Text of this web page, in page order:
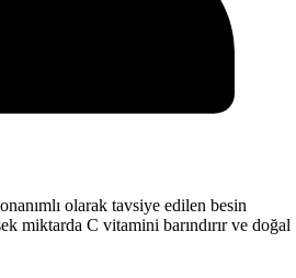
olarak tavsiye edilen besin
miktarda C vitamini barındırır ve doğal